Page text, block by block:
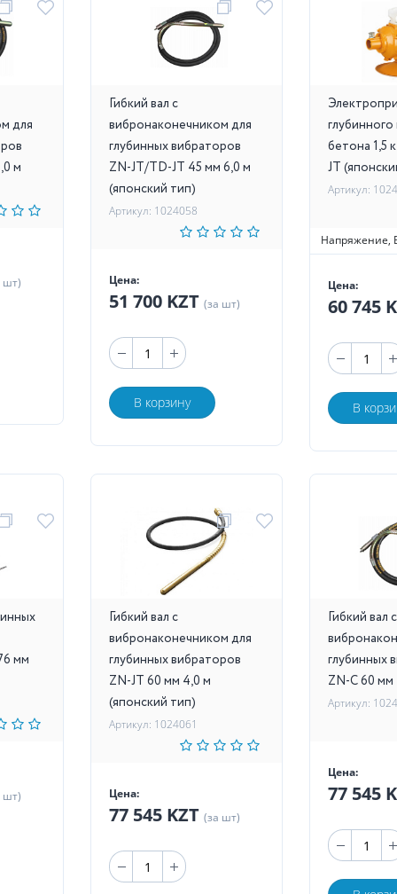
для
м
шт)
Гибкий вал с
вибронаконечником для
глубинных вибраторов
ZN-JT/TD-JT 45 мм 6,0 м
(японский тип)
Артикул: 1024058
Цена:
51 700 KZT (за шт)
В корзину
бетона 1,5
JT
Артикул:
Напряжение,
Цена:
60 745
В
мм
шт)
Гибкий вал с
вибронаконечником для
глубинных вибраторов
ZN-JT 60 мм 4,0 м
(японский тип)
Артикул: 1024061
Цена:
77 545 KZT (за шт)
Гибкий вал с
глубинных
ZN-C 60 мм
Артикул:
Цена:
77 545